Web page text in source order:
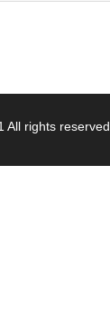
All rights reserved.